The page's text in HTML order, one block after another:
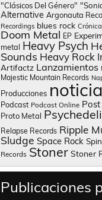
"Clásicos Del Género"
Alternative Argonauta
Recordings blues rock
Doom Metal EP
metal Heavy Psych
Sounds Heavy Rock
Artifactz Lanzamientos
Majestic Mountain Records
Producciones
Podcast Podcast Online
Proto Metal
Relapse Records Ripple
Sludge Space Rock
Records Stoner Stoner
Publicaciones